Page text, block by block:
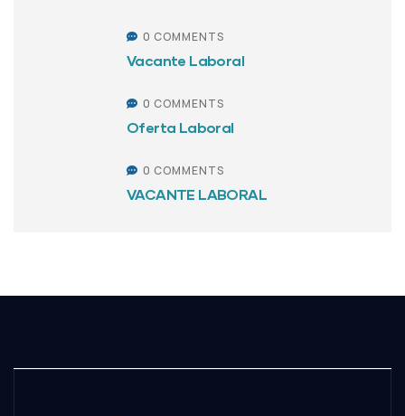
0 COMMENTS
Vacante Laboral
0 COMMENTS
Oferta Laboral
0 COMMENTS
VACANTE LABORAL